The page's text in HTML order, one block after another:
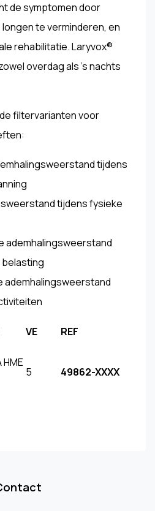
de symptomen door
te verminderen, en
rehabilitatie. Laryvox®
overdag als 's nachts
filtervarianten voor
tijdens
tijdens fysieke
ademhalingsweerstand
ademhalingsweerstand
VE REF
5 49862-XXXX